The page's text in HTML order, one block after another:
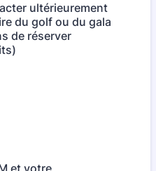
ultérieurement
du golf ou du gala
de réserver
et votre